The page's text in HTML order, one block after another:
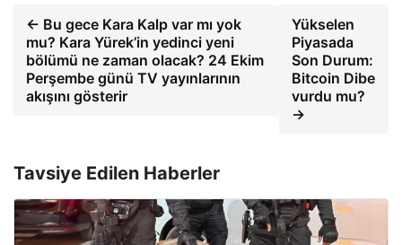
← Bu gece Kara Kalp var mı yok
mu? Kara Yürek’in yedinci yeni
bölümü ne zaman olacak? 24 Ekim
Perşembe günü TV yayınlarının
akışını gösterir
Yükselen
Piyasada
Son Durum:
Bitcoin Dibe
vurdu mu?
→
Tavsiye Edilen Haberler